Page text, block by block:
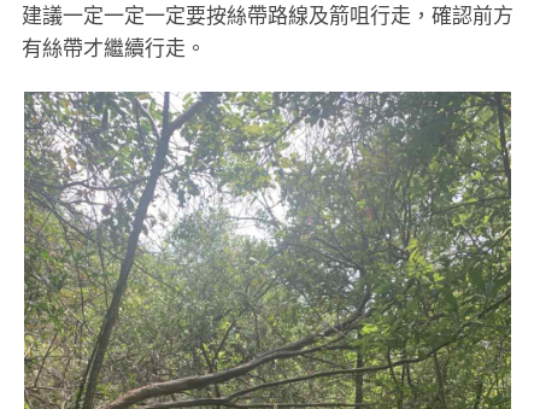
建議一定一定一定要按絲帶路線及箭咀行走，確認前方
有絲帶才繼續行走。